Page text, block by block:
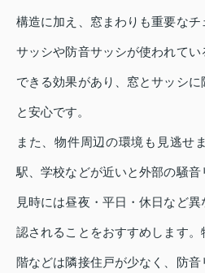
構造に加え、窓まわりも重要な
サッシや防音サッシが使われて
できる効果があり、窓とサッシ
と安心です。
また、物件周辺の環境も見逃せ
駅、学校などが近いと外部の騒
見時には昼夜・平日・休日など
認されることをおすすめします。
階などは隣接住戸が少なく、防